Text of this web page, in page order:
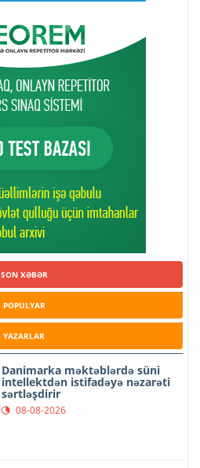
SON XƏBƏR
POPULYAR
YAZARLAR
Danimarka məktəblərdə süni
intellektdən istifadəyə nəzarəti
sərtləşdirir
08-08-2026